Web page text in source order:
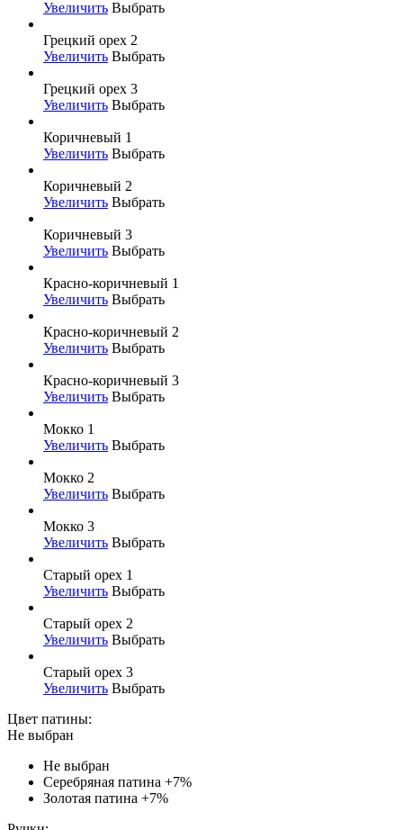
Увеличить Выбрать
Грецкий орех 2
Увеличить Выбрать
Грецкий орех 3
Увеличить Выбрать
Коричневый 1
Увеличить Выбрать
Коричневый 2
Увеличить Выбрать
Коричневый 3
Увеличить Выбрать
Красно-коричневый 1
Увеличить Выбрать
Красно-коричневый 2
Увеличить Выбрать
Красно-коричневый 3
Увеличить Выбрать
Мокко 1
Увеличить Выбрать
Мокко 2
Увеличить Выбрать
Мокко 3
Увеличить Выбрать
Старый орех 1
Увеличить Выбрать
Старый орех 2
Увеличить Выбрать
Старый орех 3
Увеличить Выбрать
Цвет патины:
Не выбран
Не выбран
Серебряная патина +7%
Золотая патина +7%